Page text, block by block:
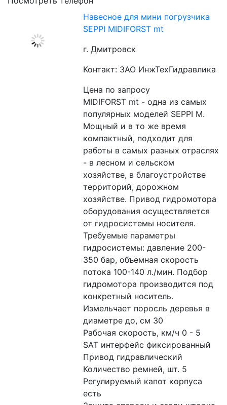
Навесное для мини погрузчика
SEPPI MIDIFORST mt
г. Дмитровск
Контакт: ЗАО ИнжТехГидравлика
Цена по запросу
MIDIFORST mt - одна из самых
популярных моделей SEPPI M.
Мощный и в то же время
компактный, подходит для
работы в самых разных отраслях
- в лесном и сельском
хозяйстве, в благоустройстве
территорий, дорожном
хозяйстве. Привод гидромотора
оборудования осуществляется
от гидросистемы носителя.
Требуемые параметры
гидросистемы: давление 200-
350 бар, объемная скорость
потока 100-140 л./мин. Подбор
гидромотора производится под
конкретный носитель.
Измельчает поросль деревья в
диаметре до, см 30
Рабочая скорость, км/ч 0 - 5
SAT интерфейс фиксированный
Привод гидравлический
Количество ремней, шт. 5
Регулируемый капот корпуса
есть